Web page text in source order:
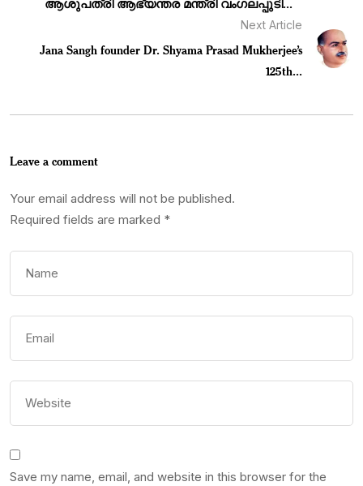
ആശുപത്രി ആഭ്യന്തര മന്ത്രി വംഗലപ്പുടി...
Next Article
Jana Sangh founder Dr. Shyama Prasad Mukherjee’s
125th...
Leave a comment
Your email address will not be published.
Required fields are marked *
Save my name, email, and website in this browser for the